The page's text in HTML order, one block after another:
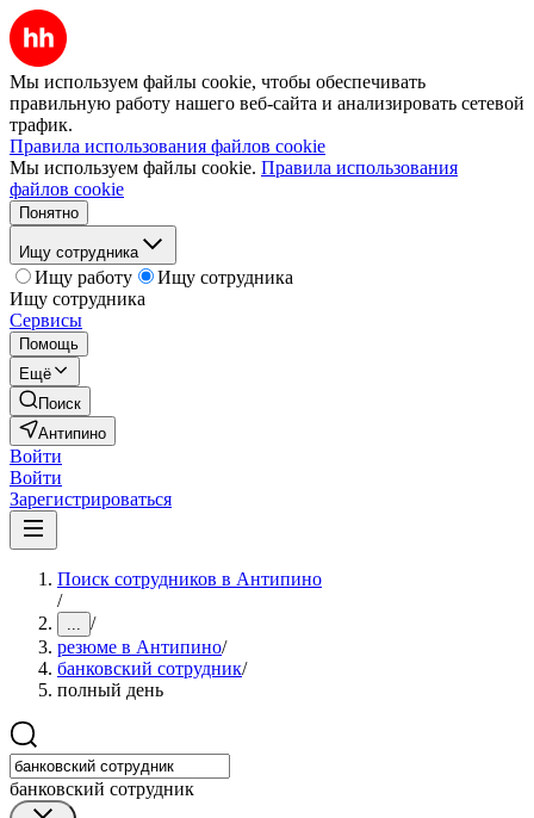
Мы используем файлы cookie, чтобы обеспечивать
правильную работу нашего веб-сайта и анализировать сетевой
трафик.
Правила использования файлов cookie
Мы используем файлы cookie. Правила использования
файлов cookie
Понятно
Ищу сотрудника
Ищу работу
Ищу сотрудника
Ищу сотрудника
Сервисы
Помощь
Ещё
Поиск
Антипино
Войти
Войти
Зарегистрироваться
Поиск сотрудников в Антипино
/
... /
резюме в Антипино/
банковский сотрудник/
полный день
банковский сотрудник